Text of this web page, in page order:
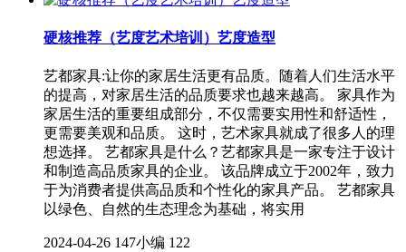
硬核推荐（艺度艺术培训）艺度造型
艺都家具:让你的家居生活更有品质。随着人们生活水平
的提高，对家居生活的品质要求也越来越高。 家具作为
家居生活的重要组成部分，不仅需要实用性和舒适性，
更需要美观和品质。 这时，艺术家具就成了很多人的理
想选择。 艺都家具是什么？艺都家具是一家专注于设计
和制造高品质家具的企业。 该品牌成立于2002年，致力
于为消费者提供高品质和个性化的家具产品。 艺都家具
以绿色、自然的生态理念为基础，将实用
2024-04-26 147小编 122